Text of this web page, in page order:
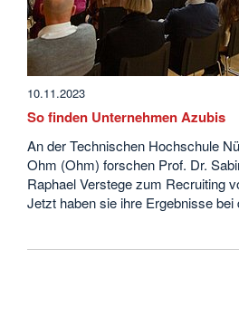
10.11.2023
So finden Unternehmen Azubis
An der Technischen Hochschule
Ohm (Ohm) forschen Prof. Dr.
Raphael Verstege zum Recruiting
Jetzt haben sie ihre Ergebnisse